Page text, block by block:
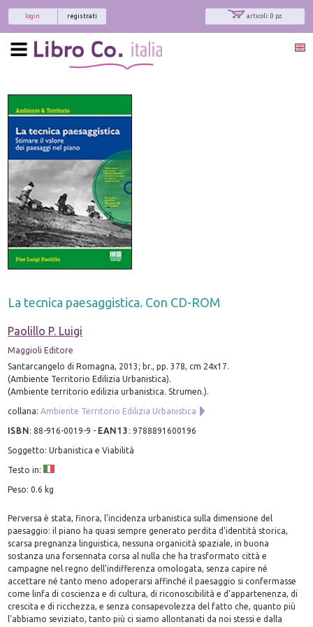
articoli: 0 pz.
registrati
login
La tecnica paesaggistica. Con CD-ROM
Paolillo P. Luigi
Maggioli Editore
Santarcangelo di Romagna, 2013; br., pp. 378, cm 24x17.
(Ambiente Territorio Edilizia Urbanistica).
(Ambiente territorio edilizia urbanistica. Strumen.).
collana:Ambiente Territorio Edilizia Urbanistica
ISBN:88-916-0019-9 - EAN13 :9788891600196
Soggetto: Urbanistica e Viabilità
Testo in:
Peso: 0.6 kg
Perversa è stata, finora, l'incidenza urbanistica sulla dimensione del
paesaggio: il piano ha quasi sempre generato perdita d'identità storica,
scarsa pregnanza linguistica, nessuna organicità spaziale, in buona
sostanza una forsennata corsa al nulla che ha trasformato città e
campagne nel regno dell'indifferenza omologata, senza capire né
accettare né tanto meno adoperarsi affinché il paesaggio si confermasse
come linfa di coscienza e di cultura, di riconoscibilità e d'appartenenza, di
crescita e di ricchezza, e senza consapevolezza del fatto che, quanto più
l'abbiamo seviziato, tanto più ci siamo allontanati da noi stessi e dalla